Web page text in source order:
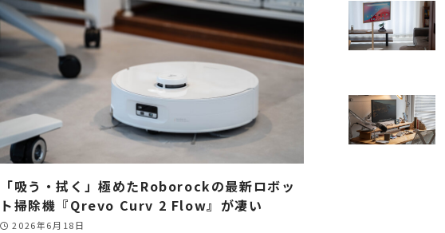
「吸う・拭く」極めたRoborockの最新ロボッ
ト掃除機『Qrevo Curv 2 Flow』が凄い
2026年6月18日